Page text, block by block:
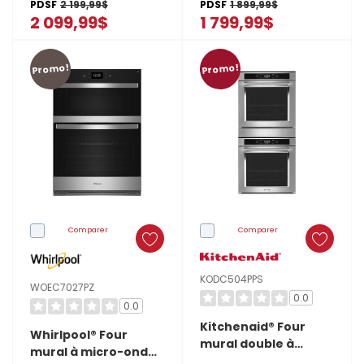
nettoyage
pour
chargement
frontal
Vous
utilisez
laveuse
5 pi cu MOES6030LZ
PDSF 2 199,99$
2 099,99$
connecté - 5 pi cu
WOES5030LZ
PDSF 1 899,99$
1 799,99$
Promo!
Comparer
WOEC7027PZ
0.0
Whirlpool® Four
mural à micro-ondes
Promo!
Comparer
KODC504PPS
0.0
Kitchenaid® Four
mural double à